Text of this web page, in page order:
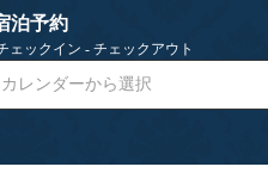
泊予約
ェックイン - チェックアウト
カレンダーから選択